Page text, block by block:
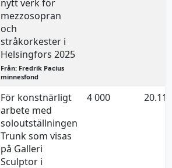
nytt verk för
mezzosopran
och
stråkorkester i
Helsingfors 2025
Från: Fredrik Pacius
minnesfond
För konstnärligt
arbete med
soloutställningen
Trunk som visas
på Galleri
Sculptor i
4 000